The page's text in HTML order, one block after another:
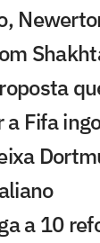
Fifa
a 10